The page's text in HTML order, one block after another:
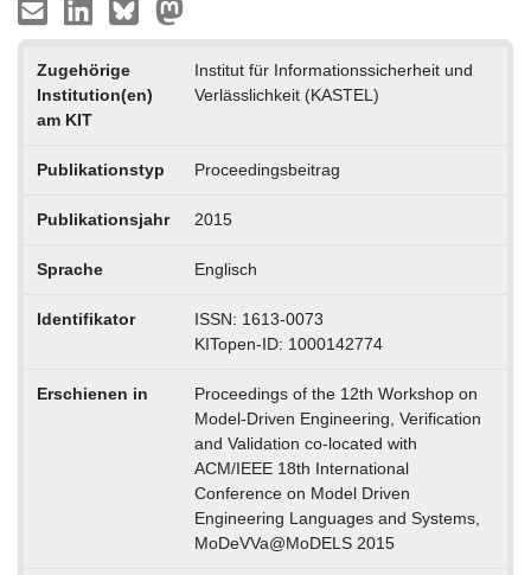
Zugehörige
Institution(en)
am KIT
Institut für Informationssicherheit und
Verlässlichkeit (KASTEL)
Publikationstyp Proceedingsbeitrag
Publikationsjahr 2015
Sprache Englisch
Identifikator
ISSN: 1613-0073
KITopen-ID: 1000142774
Erschienen in
Proceedings of the 12th Workshop on
Model-Driven Engineering, Verification
and Validation co-located with
ACM/IEEE 18th International
Conference on Model Driven
Engineering Languages and Systems,
MoDeVVa@MoDELS 2015